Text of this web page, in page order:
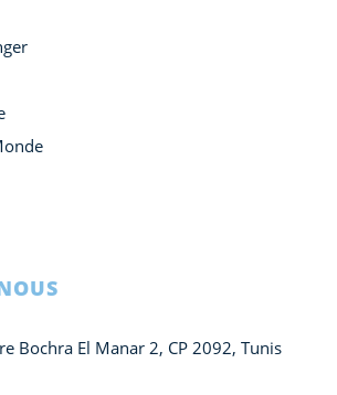
Bochra El Manar 2, CP 2092, Tunis